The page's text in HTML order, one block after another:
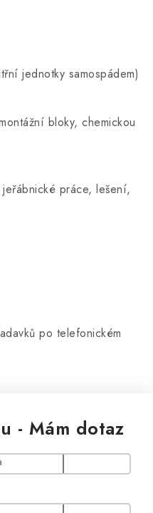
jednotky samospádem)
bloky, chemickou
práce, lešení,
po telefonickém
- Mám dotaz